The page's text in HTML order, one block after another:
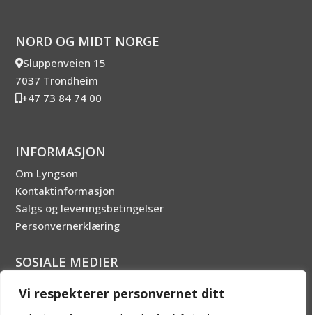
Vi respekterer personvernet ditt
NORD OG MIDT NORGE
Sluppenveien 15
7037 Trondheim
+47 73 84 74 00
INFORMASJON
Om Lyngson
Kontaktinformasjon
Salgs og leveringsbetingelser
Personvernerklæring
SOSIALE MEDIER